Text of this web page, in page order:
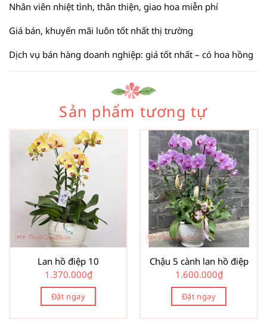
Nhân viên nhiệt tình, thân thiện, giao hoa miễn phí
Giá bán, khuyến mãi luôn tốt nhất thị trường
Dịch vụ bán hàng doanh nghiệp: giá tốt nhất – có hoa hồng
Sản phẩm tương tự
Lan hồ điệp 10
1.370.000₫
Đặt ngay
Chậu 5 cành lan hồ điệp
1.600.000₫
Đặt ngay